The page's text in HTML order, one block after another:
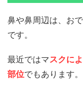
鼻や鼻周辺は、お
です。
最近ではマスクに
部位でもあります。